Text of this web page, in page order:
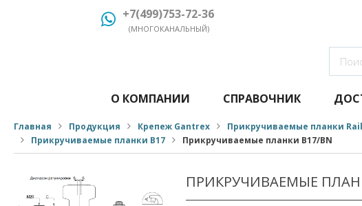
+7(499)753-72-36
(МНОГОКАНАЛЬНЫЙ)
О КОМПАНИИ СПРАВОЧНИК
Главная Продукция Крепеж Gantrex
Прикручиваемые планки
Прикручиваемые планки B17
Прикручиваемые планки B17/BN
ПРИКРУЧИВАЕМЫЕ